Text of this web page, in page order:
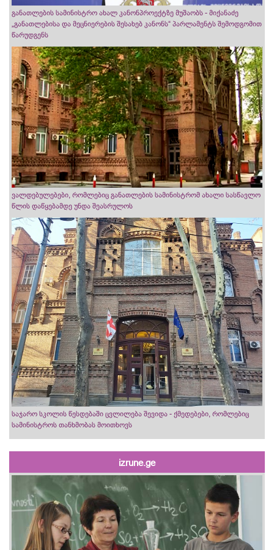
განათლების სამინისტრო ახალ კანონპროექტზე მუშაობს - მიქანაძე
„განათლებისა და მეცნიერების შესახებ კანონს“ პარლამენტს შემოდგომით
წარუდგენს
ვალდებულებები, რომლებიც განათლების სამინისტრომ ახალი სასწავლო
წლის დაწყებამდე უნდა შეასრულოს
საჯარო სკოლის წესდებაში ცვლილება შევიდა - ქმედებები, რომლებიც
სამინისტროს თანხმობას მოითხოვს
izrune.ge